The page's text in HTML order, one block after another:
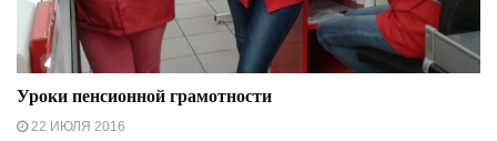
Уроки пенсионной грамотности
22 ИЮЛЯ 2016